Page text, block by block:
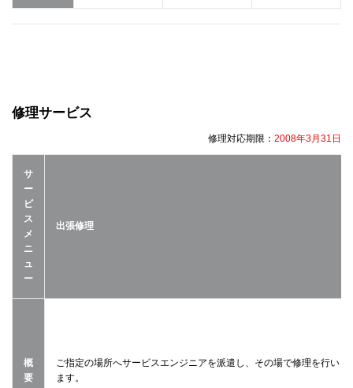
修理サービス
修理対応期限： 2008年3月31日
サ
ー
ビ
ス
メ
ニ
ュ
ー
出張修理
概
要
ご指定の場所へサービスエンジニアを派遣し、その場で修理を行い
ます。